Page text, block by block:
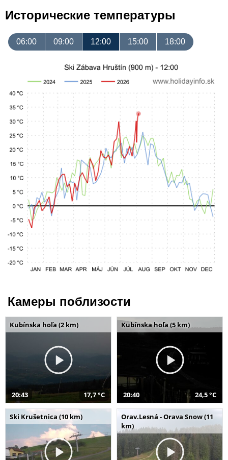
Исторические температуры
06:00 09:00 12:00 15:00 18:00
Камеры поблизости
Kubínska hoľa (2 km)
20:43 17,7 °C
Kubínska hoľa (5 km)
20:40 24,5 °C
Ski Krušetnica (10 km)
Orav.Lesná - Orava Snow (11
km)